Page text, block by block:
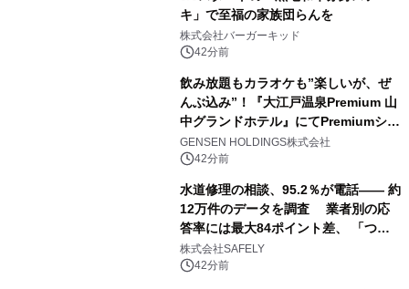
キ」で至福の家族団らんを
株式会社バーガーキッド
42分前
飲み放題もカラオケも”楽しいが、ぜ
んぶ込み”！『大江戸温泉Premium 山
中グランドホテル』にてPremiumシリ
ーズ初のオールインクルーシブ導入
GENSEN HOLDINGS株式会社
42分前
水道修理の相談、95.2％が電話―― 約
12万件のデータを調査 業者別の応
答率には最大84ポイント差、 「つな
がりやすさ」も選定基準に
株式会社SAFELY
42分前